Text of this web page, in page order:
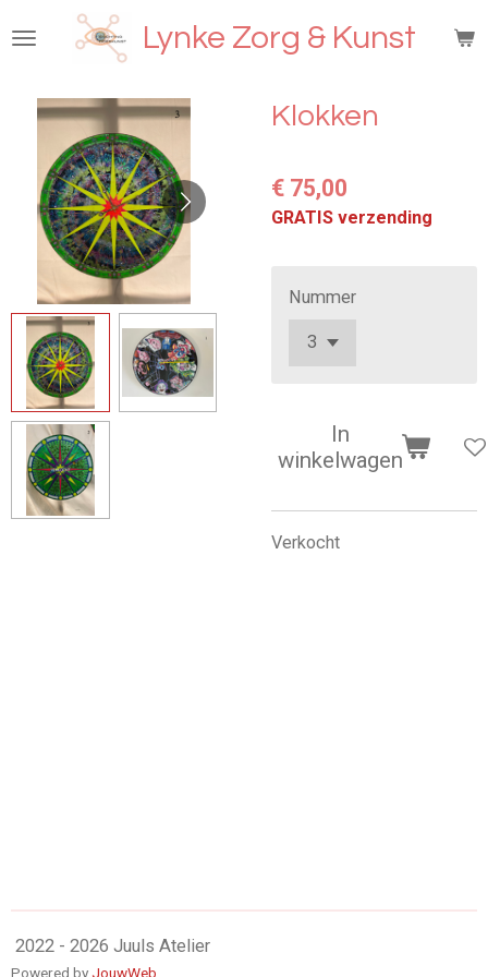
direct
hoofdinhoud
Lynke Zorg & Kunst
Klokken
€ 75,00
GRATIS verzending
Nummer
In
winkelwagen
Verkocht
2022 - 2026 Juuls Atelier
Powered by JouwWeb